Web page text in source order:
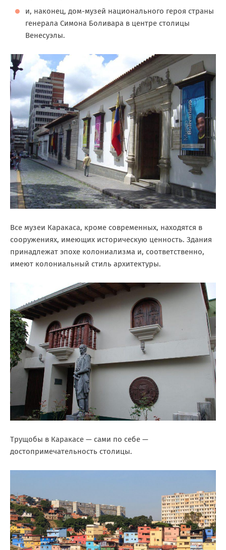
и, наконец, дом-музей национального героя страны
генерала Симона Боливара в центре столицы
Венесуэлы.
Все музеи Каракаса, кроме современных, находятся в
сооружениях, имеющих историческую ценность. Здания
принадлежат эпохе колониализма и, соответственно,
имеют колониальный стиль архитектуры.
Трущобы в Каракасе — сами по себе —
достопримечательность столицы.